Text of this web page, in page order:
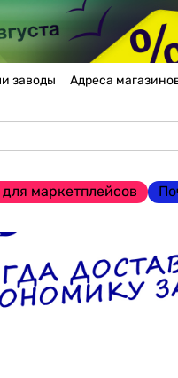
заводы Адреса
для маркетплейсов